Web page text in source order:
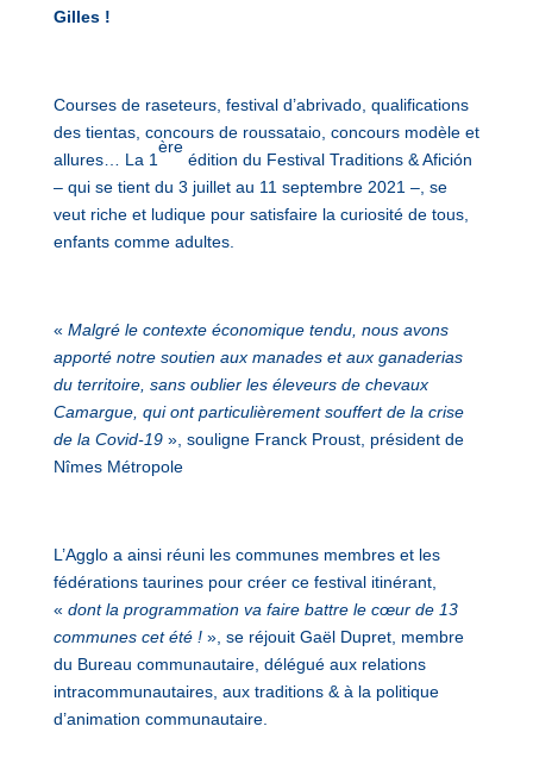
Gilles !
Courses de raseteurs, festival d’abrivado, qualifications
des tientas, concours de roussataio, concours modèle et
allures… La 1
ère
édition du Festival Traditions & Afición
– qui se tient du 3 juillet au 11 septembre 2021 –, se
veut riche et ludique pour satisfaire la curiosité de tous,
enfants comme adultes.
« Malgré le contexte économique tendu, nous avons
apporté notre soutien aux manades et aux ganaderias
du territoire, sans oublier les éleveurs de chevaux
Camargue, qui ont particulièrement souffert de la crise
de la Covid-19 », souligne Franck Proust, président de
Nîmes Métropole
L’Agglo a ainsi réuni les communes membres et les
fédérations taurines pour créer ce festival itinérant,
« dont la programmation va faire battre le cœur de 13
communes cet été !», se réjouit Gaël Dupret, membre
du Bureau communautaire, délégué aux relations
intracommunautaires, aux traditions & à la politique
d’animation communautaire.